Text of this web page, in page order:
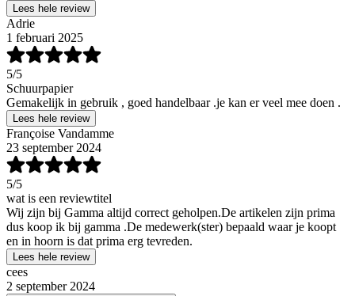
Lees hele review
Adrie
1 februari 2025
5/5
Schuurpapier
Gemakelijk in gebruik , goed handelbaar .je kan er veel mee doen .
Lees hele review
Françoise Vandamme
23 september 2024
5/5
wat is een reviewtitel
Wij zijn bij Gamma altijd correct geholpen.De artikelen zijn prima
dus koop ik bij gamma .De medewerk(ster) bepaald waar je koopt
en in hoorn is dat prima erg tevreden.
Lees hele review
cees
2 september 2024